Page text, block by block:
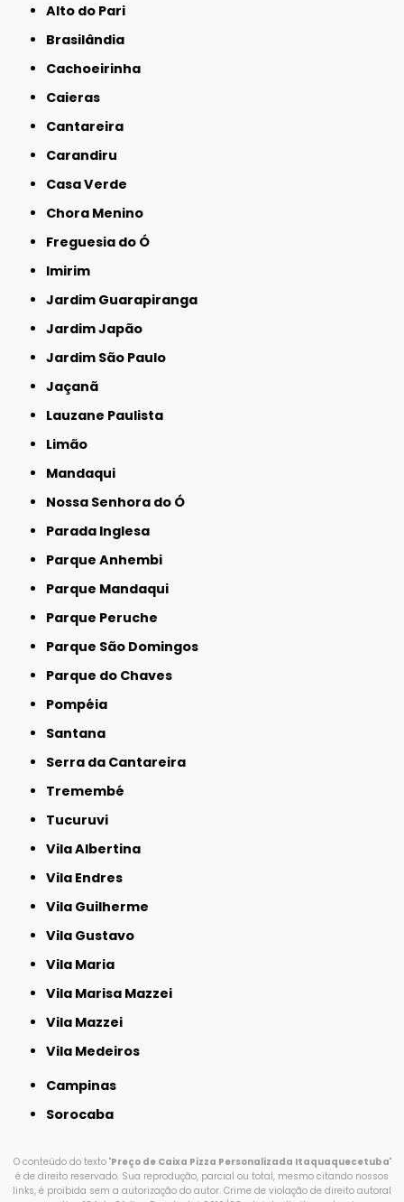
Alto do Pari
Brasilândia
Cachoeirinha
Caieras
Cantareira
Carandiru
Casa Verde
Chora Menino
Freguesia do Ó
Imirim
Jardim Guarapiranga
Jardim Japão
Jardim São Paulo
Jaçanã
Lauzane Paulista
Limão
Mandaqui
Nossa Senhora do Ó
Parada Inglesa
Parque Anhembi
Parque Mandaqui
Parque Peruche
Parque São Domingos
Parque do Chaves
Pompéia
Santana
Serra da Cantareira
Tremembé
Tucuruvi
Vila Albertina
Vila Endres
Vila Guilherme
Vila Gustavo
Vila Maria
Vila Marisa Mazzei
Vila Mazzei
Vila Medeiros
Campinas
Sorocaba
O conteúdo do texto "Preço de Caixa Pizza Personalizada Itaquaquecetuba"
é de direito reservado. Sua reprodução, parcial ou total, mesmo citando nossos
links, é proibida sem a autorização do autor. Crime de violação de direito autoral